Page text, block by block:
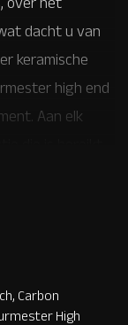
dacht u van
keramische
high end
Aan elk
met Dempsy
of
Carbon
High